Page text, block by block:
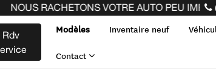
NOUS RACHETONS VOTRE AUTO PEU
Rdv
Modèles Inventaire neuf
Contact